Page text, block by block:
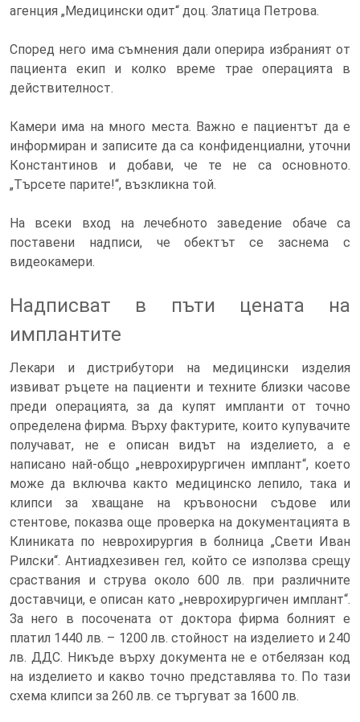
агенция „Медицински одит“ доц. Златица Петрова.
Според него има съмнения дали оперира избраният от
пациента екип и колко време трае операцията в
действителност.
Камери има на много места. Важно е пациентът да е
информиран и записите да са конфиденциални, уточни
Константинов и добави, че те не са основното.
„Търсете парите!“, възкликна той.
На всеки вход на лечебното заведение обаче са
поставени надписи, че обектът се заснема с
видеокамери.
Надписват в пъти цената на
имплантите
Лекари и дистрибутори на медицински изделия
извиват ръцете на пациенти и техните близки часове
преди операцията, за да купят импланти от точно
определена фирма. Върху фактурите, които купувачите
получават, не е описан видът на изделието, а е
написано най-общо „неврохирургичен имплант“, което
може да включва както медицинско лепило, така и
клипси за хващане на кръвоносни съдове или
стентове, показва още проверка на документацията в
Клиниката по неврохирургия в болница „Свети Иван
Рилски“. Антиадхезивен гел, който се използва срещу
сраствания и струва около 600 лв. при различните
доставчици, е описан като „неврохирургичен имплант“.
За него в посочената от доктора фирма болният е
платил 1440 лв. – 1200 лв. стойност на изделието и 240
лв. ДДС. Никъде върху документа не е отбелязан код
на изделието и какво точно представлява то. По тази
схема клипси за 260 лв. се търгуват за 1600 лв.